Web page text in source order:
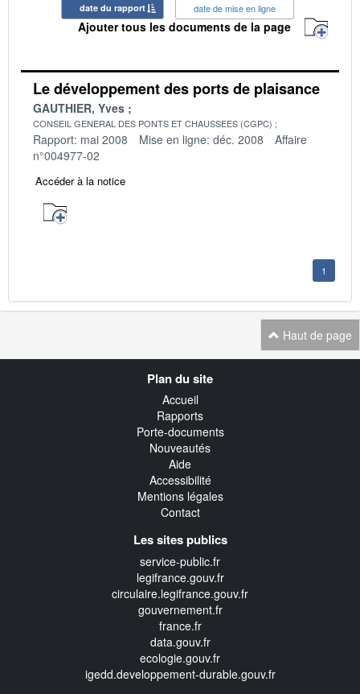
date du rapport date de mise en ligne
Ajouter tous les documents de la page
Le développement des ports de plaisance
GAUTHIER, Yves
CONSEIL GENERAL DES PONTS ET CHAUSSEES (CGPC)
Rapport: mai 2008 Mise en ligne: déc. 2008
Affaire
n°004977-02
Accéder à la notice
1
Haut de page
Plan du site
Accueil
Rapports
Porte-documents
Nouveautés
Aide
Accessibilité
Mentions légales
Contact
Les sites publics
service-public.fr
legifrance.gouv.fr
circulaire.legifrance.gouv.fr
gouvernement.fr
france.fr
data.gouv.fr
ecologie.gouv.fr
igedd.developpement-durable.gouv.fr